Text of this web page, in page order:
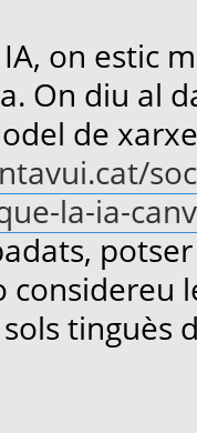
on estic
On diu al
de
la-ia-
tinguès